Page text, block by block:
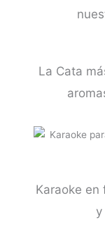
La Cata
Karaoke en